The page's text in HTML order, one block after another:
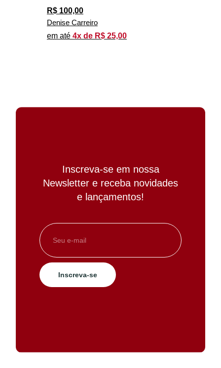
R$ 100,00
Denise Carreiro
em até 4x de R$ 25,00
Inscreva-se em nossa
Newsletter e receba novidades
e lançamentos!
Inscreva-se